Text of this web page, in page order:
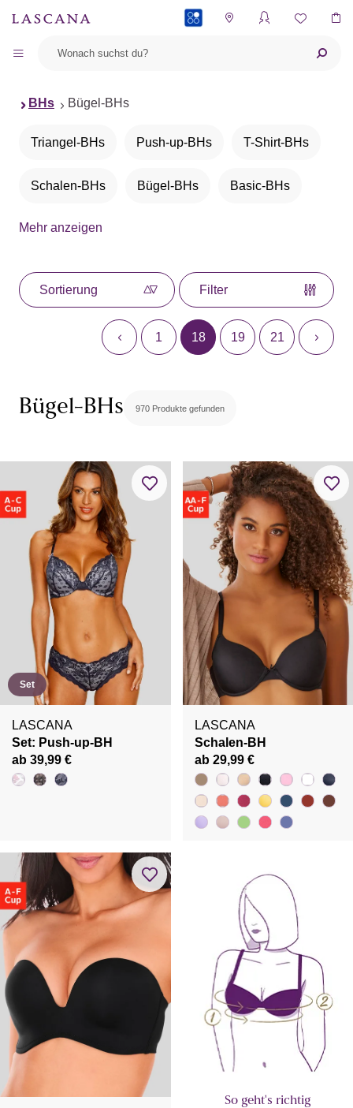
BHs Bügel-BHs
Triangel-BHs Push-up-BHs T-Shirt-BHs
Schalen-BHs Bügel-BHs Basic-BHs
BHs ohne Bügel
Balconette-BHs Neckholder-BHs
Multiway-BHs / Trägerlose BHs
BH-Tops Rückenfreie BHs
Mehr anzeigen
Sortierung Filter
1 18 19 21
Bügel-BHs 970 Produkte gefunden
Set
LASCANA
Set: Push-up-BH
ab 39,99 €
LASCANA
Schalen-BH
ab 29,99 €
So geht's richtig